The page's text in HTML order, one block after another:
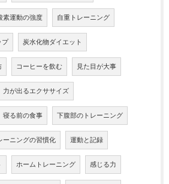
素運動の強度 自重トレーニング
プ 炭水化物ダイエット
コーヒーを飲む 見た目が大事
力が出るエクササイズ
寝る前の食事 下腹部のトレーニング
ーニングの習慣化 運動と記録
ホームトレーニング 感じる力